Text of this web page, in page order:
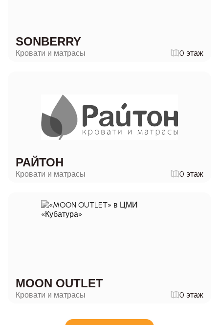
SONBERRY
Кровати и матрасы 0 этаж
РАЙТОН
Кровати и матрасы 0 этаж
MOON OUTLET
Кровати и матрасы 0 этаж